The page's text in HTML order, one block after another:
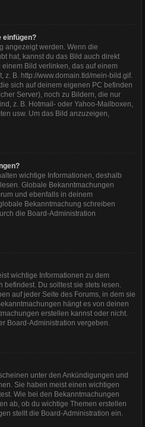
einfügen?
angezeigt werden. Wenn die
hat, kannst du das Bild auch direkt
Bild verlinken, das auf einem
z. B. http://www.domain.tld/mein-bild.gif.
sich auf deinem eigenen PC befinden
Server), noch zu Bildern, die nur
z. B. Hotmail- oder Yahoo-Mailboxen,
usw. Um das Bild anzuzeigen,
wichtige Informationen, deshalb
Globale Bekanntmachungen
und ebenfalls in deinem
Bekanntmachung schreiben
die Board-Administration
wichtige Informationen zu dem
befindest. Du solltest sie stets lesen.
auf jeder Seite des Forums, in dem sie
hängt es von deinen
erstellen kannst oder nicht.
Board-Administration vergeben.
unter den Ankündigungen und
Sie haben meist einen wichtigen
Wie bei den Bekanntmachungen
ab, ob du wichtige Themen erstellen
stellt die Board-Administration ein.